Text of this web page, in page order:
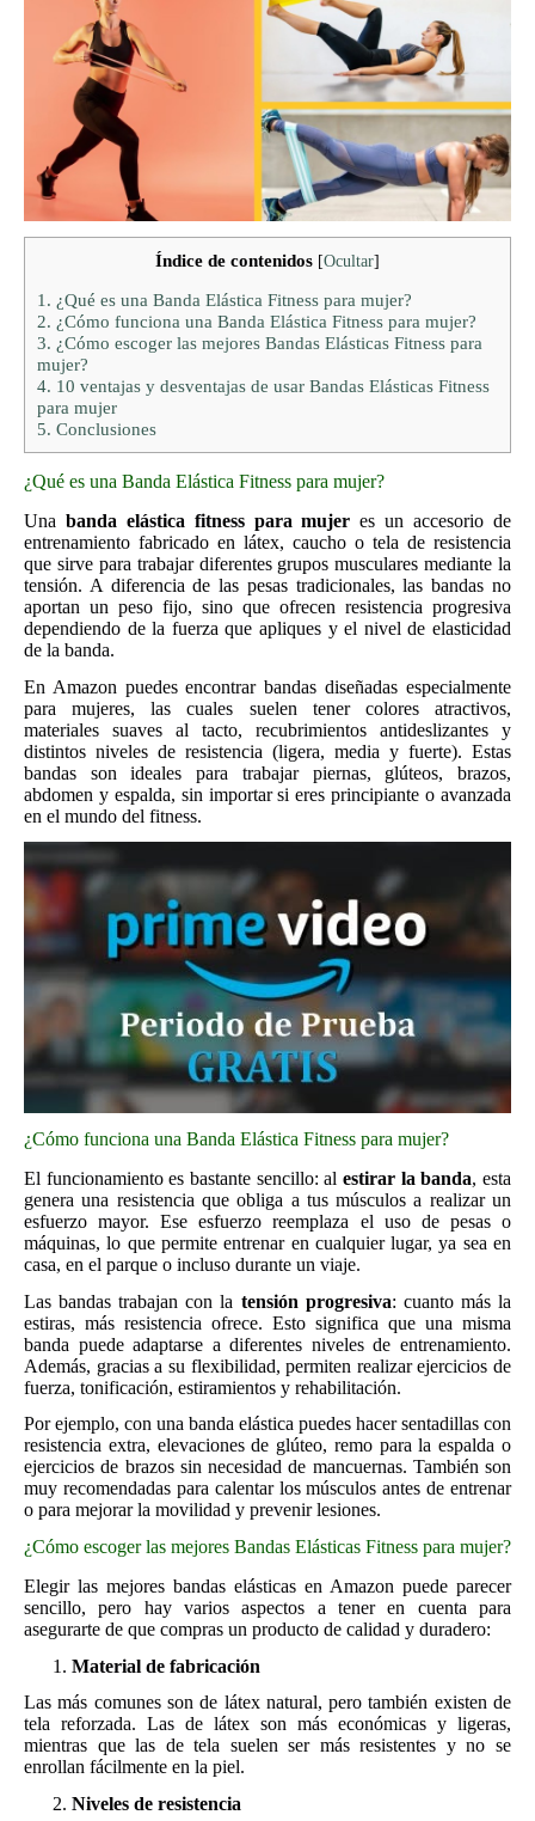
Índice de contenidos [Ocultar]
1. ¿Qué es una Banda Elástica Fitness para mujer?
2. ¿Cómo funciona una Banda Elástica Fitness para mujer?
3. ¿Cómo escoger las mejores Bandas Elásticas Fitness para
mujer?
4. 10 ventajas y desventajas de usar Bandas Elásticas Fitness
para mujer
5. Conclusiones
¿Qué es una Banda Elástica Fitness para mujer?
Una banda elástica fitness para mujer es un accesorio de
entrenamiento fabricado en látex, caucho o tela de resistencia
que sirve para trabajar diferentes grupos musculares mediante la
tensión. A diferencia de las pesas tradicionales, las bandas no
aportan un peso fijo, sino que ofrecen resistencia progresiva
dependiendo de la fuerza que apliques y el nivel de elasticidad
de la banda.
En Amazon puedes encontrar bandas diseñadas especialmente
para mujeres, las cuales suelen tener colores atractivos,
materiales suaves al tacto, recubrimientos antideslizantes y
distintos niveles de resistencia (ligera, media y fuerte). Estas
bandas son ideales para trabajar piernas, glúteos, brazos,
abdomen y espalda, sin importar si eres principiante o avanzada
en el mundo del fitness.
¿Cómo funciona una Banda Elástica Fitness para mujer?
El funcionamiento es bastante sencillo: al estirar la banda, esta
genera una resistencia que obliga a tus músculos a realizar un
esfuerzo mayor. Ese esfuerzo reemplaza el uso de pesas o
máquinas, lo que permite entrenar en cualquier lugar, ya sea en
casa, en el parque o incluso durante un viaje.
Las bandas trabajan con la tensión progresiva: cuanto más la
estiras, más resistencia ofrece. Esto significa que una misma
banda puede adaptarse a diferentes niveles de entrenamiento.
Además, gracias a su flexibilidad, permiten realizar ejercicios de
fuerza, tonificación, estiramientos y rehabilitación.
Por ejemplo, con una banda elástica puedes hacer sentadillas con
resistencia extra, elevaciones de glúteo, remo para la espalda o
ejercicios de brazos sin necesidad de mancuernas. También son
muy recomendadas para calentar los músculos antes de entrenar
o para mejorar la movilidad y prevenir lesiones.
¿Cómo escoger las mejores Bandas Elásticas Fitness para mujer?
Elegir las mejores bandas elásticas en Amazon puede parecer
sencillo, pero hay varios aspectos a tener en cuenta para
asegurarte de que compras un producto de calidad y duradero:
Material de fabricación
Las más comunes son de látex natural, pero también existen de
tela reforzada. Las de látex son más económicas y ligeras,
mientras que las de tela suelen ser más resistentes y no se
enrollan fácilmente en la piel.
Niveles de resistencia